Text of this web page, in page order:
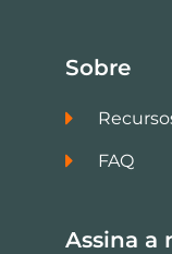
Sobre
FAQ
Assina a